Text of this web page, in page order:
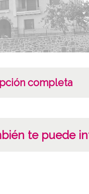
completa
te puede